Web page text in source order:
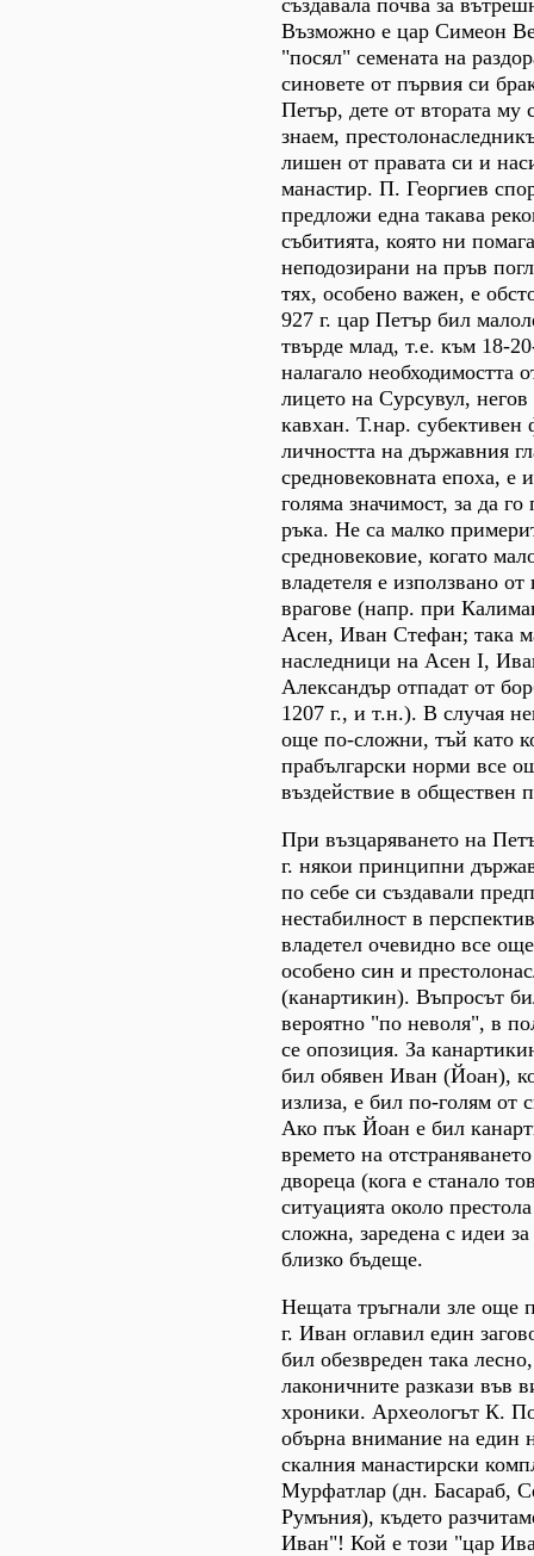
създавала почва за
Възможно е цар Симеон
"посял" семената на
синовете от първия си
Петър, дете от втората му
знаем,
лишен от правата си и
манастир. П. Георгиев
предложи една такава
събитията, която ни
неподозирани на пръв
тях, особено важен, е
927 г. цар Петър бил
твърде млад, т.е. към 18-
налагало необходимостта
лицето на Сурсувул,
кавхан. Т.нар. субективен
личността на държавния
средновековната епоха, е
голяма значимост, за да
ръка. He са малко
средновековие, когато
владетеля е използвано
врагове (напр. при
Асен, Иван Стефан; така
наследници на Асен I,
Александър отпадат от
1207 г., и т.н.). В случая
още по-сложни, тъй като
прабългарски норми все
въздействие в обществен
При възцаряването на
г. някои принципни
по себе си създавали
нестабилност в
владетел очевидно все
особено син и
(канартикин). Въпросът
вероятно "по неволя", в
се опозиция. За
бил обявен Иван (Йоан),
излиза, е бил по-голям от
Ако пък Йоан е бил
времето на
двореца (кога е станало
ситуацията около
сложна, заредена с идеи
близко бъдеще.
Нещата тръгнали зле още
г. Иван оглавил един
бил обезвреден така
лаконичните разкази във
хроники. Археологът К.
обърна внимание на един
скалния манастирски
Мурфатлар (дн. Басараб,
Румъния), където
Иван"! Кой е този "цар